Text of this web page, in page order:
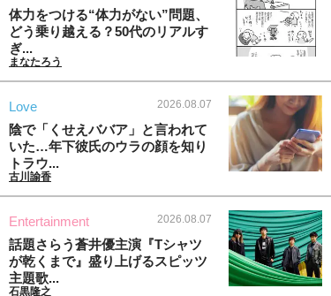
体力をつける“体力がない”問題、
どう乗り越える？50代のリアルす
ぎ...
まなたろう
Love 2026.08.07
陰で「くせえババア」と言われて
いた…年下彼氏のウラの顔を知り
トラウ...
古川諭香
Entertainment 2026.08.07
話題さらう蒼井優主演『Tシャツ
が乾くまで』盛り上げるスピッツ
主題歌...
石黒隆之